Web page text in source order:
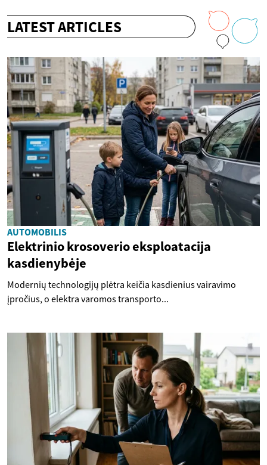
LATEST ARTICLES
AUTOMOBILIS
Elektrinio krosoverio eksploatacija
kasdienybėje
Modernių technologijų plėtra keičia kasdienius vairavimo
įpročius, o elektra varomos transporto...